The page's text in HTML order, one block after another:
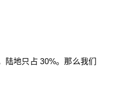
地只占 30%。那么我们